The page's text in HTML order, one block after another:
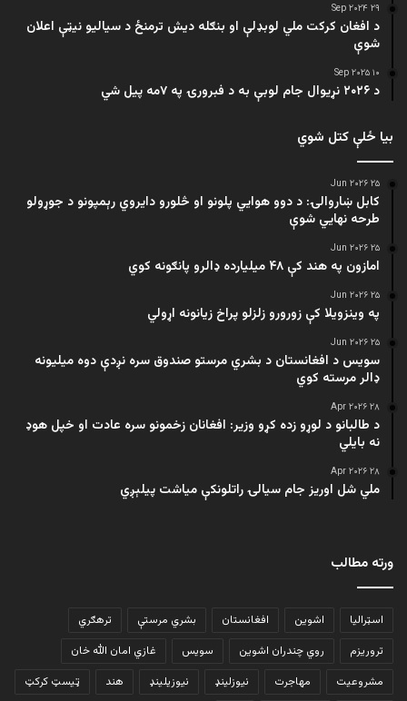
۲۹ Sep ۲۰۲۴
د افغان کرکت ملي لوبډلې او بنګله دیش ترمنځ د سیالیو نیټې اعلان
شوې
۱۰ Sep ۲۰۲۵
د ۲۰۲۶ نړیوال جام لوبې به د فبرورۍ په ۷مه پیل شي
بیا ځلې کتل شوي
۲۵ Jun ۲۰۲۶
کابل ښاروالۍ: د دوو هوايي پلونو او څلورو دایروي رېمپونو د جوړولو
طرحه نهایي شوې
۲۵ Jun ۲۰۲۶
امازون په هند کې ۴۸ میلیارده ډالرو پانګونه کوي
۲۵ Jun ۲۰۲۶
په وینزویلا کې زورورو زلزلو پراخ زیانونه اړولي
۲۵ Jun ۲۰۲۶
سویس د افغانستان د بشري مرستو صندوق سره نږدې دوه میلیونه
ډالر مرسته کوي
۲۸ Apr ۲۰۲۶
د طالبانو د لوړو زده کړو وزیر: افغانان زخمونو سره عادت او خپل هوډ
نه بایلي
۲۸ Apr ۲۰۲۶
ملي شل اوریز جام سیالۍ راتلونکې میاشت پیلېږي
ورته مطالب
اسټرالیا اشوین افغانستان بشري مرستې
ترهګري
تروریزم
روي چندران اشوین سویس
غازي امان الله خان
مشروعیت
مهاجرت نیوزلینډ نیوزیلینډ هند ټیسټ کرکټ